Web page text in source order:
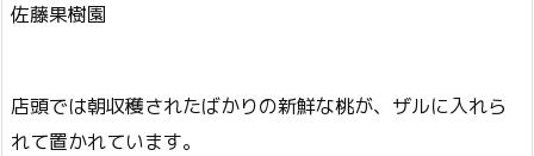
佐藤果樹園
店頭では朝収穫されたばかりの新鮮な桃が、ザルに入れら
れて置かれています。